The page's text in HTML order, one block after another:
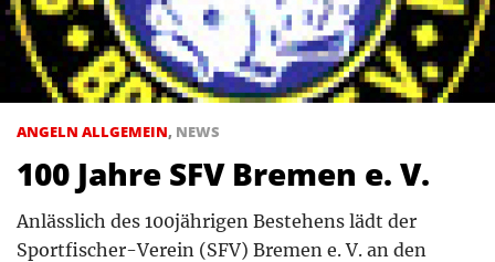
ANGELN ALLGEMEIN, NEWS
100 Jahre SFV Bremen e. V.
Anlässlich des 100jährigen Bestehens lädt der
Sportfischer-Verein (SFV) Bremen e. V. an den